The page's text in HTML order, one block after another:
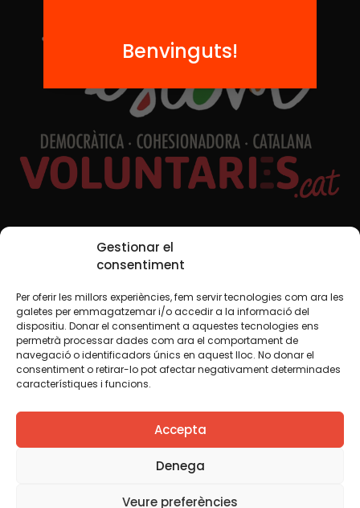
Gestionar el
consentiment
Per oferir les millors experiències, fem servir tecnologies com ara les
galetes per emmagatzemar i/o accedir a la informació del
dispositiu. Donar el consentiment a aquestes tecnologies ens
permetrà processar dades com ara el comportament de
navegació o identificadors únics en aquest lloc. No donar el
consentiment o retirar-lo pot afectar negativament determinades
característiques i funcions.
Accepta
Denega
Veure preferències
Xarxes Socials
TWT YTB IG FB IN
Avís legalPolítica de cookies
Creiem que el coneixement s’ha de compartir. Per això
fem servir una llicència Creative Commons, llevat que en
algun material indiquem el contrari. Us animem a copiar,
redistribuir, remesclar o transformar i crear els continguts
comercial. Només us demanem que reconegueu
Benvinguts!